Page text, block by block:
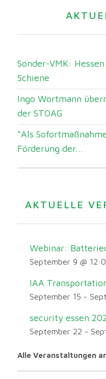
Sonder-VMK:
Schiene
Ingo Wortmann
der STOAG
“Als
Förderung der...
AKTUELLE
Webinar:
September 9 @
IAA
September 15 -
security essen
September 22 -
Alle Veranstaltungen